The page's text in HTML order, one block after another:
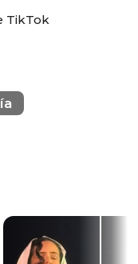
TikTok